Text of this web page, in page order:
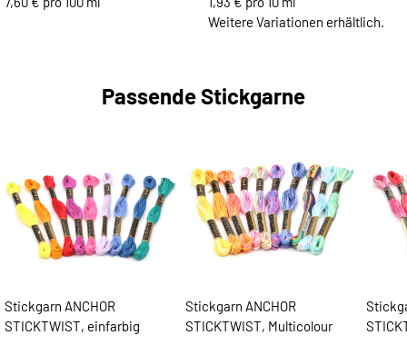
Weitere Variationen erhältlich.
Passende Stickgarne
Stickgarn ANCHOR
STICKTWIST, einfarbig
Stickgarn ANCHOR
STICKTWIST, Multicolour